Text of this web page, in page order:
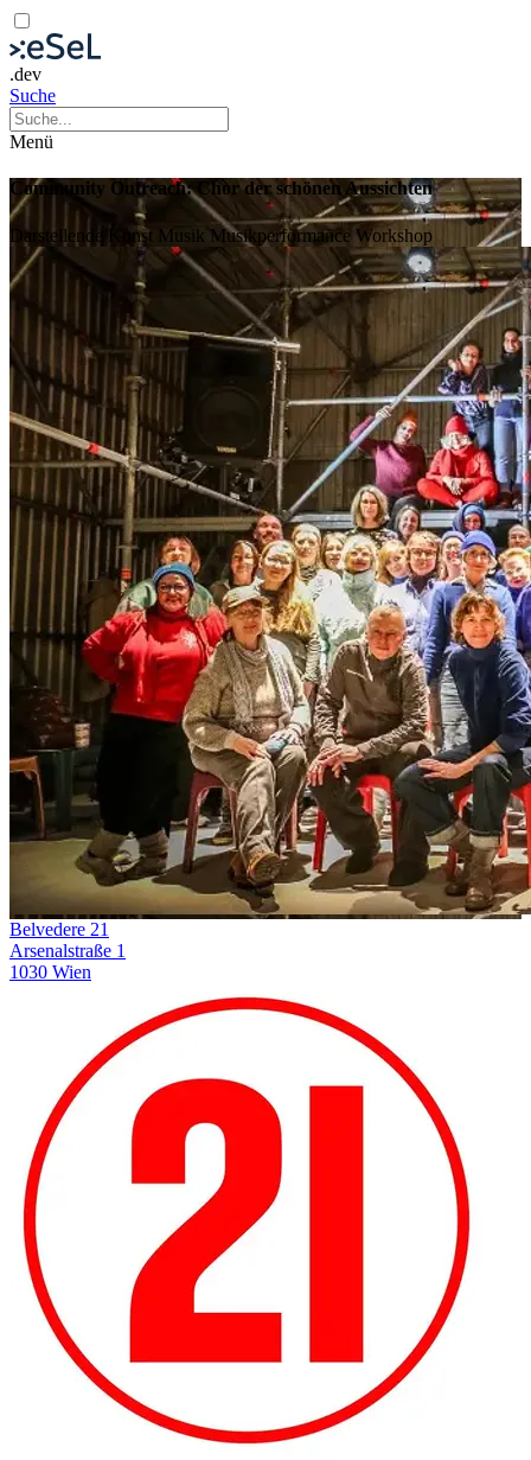
.dev
Suche
Menü
Community Outreach: Chor der schönen Aussichten
Darstellende Kunst Musik Musikperformance Workshop
Belvedere 21
Arsenalstraße 1
1030 Wien